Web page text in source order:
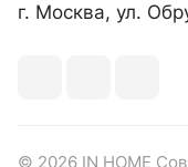
г. Москва, ул.
© 2026 IN HOME